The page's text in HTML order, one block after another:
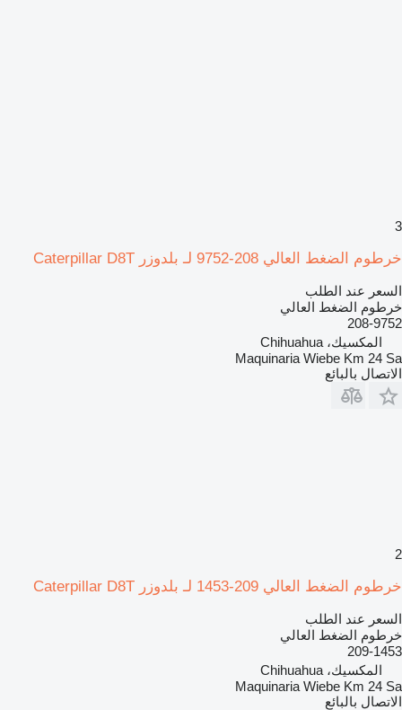
3
خرطوم الضغط العالي 208-9752 لـ بلدوزر Caterpillar D8T
السعر عند الطلب
خرطوم الضغط العالي
208-9752
المكسيك، Chihuahua
Maquinaria Wiebe Km 24 Sa
الاتصال بالبائع
2
خرطوم الضغط العالي 209-1453 لـ بلدوزر Caterpillar D8T
السعر عند الطلب
خرطوم الضغط العالي
209-1453
المكسيك، Chihuahua
Maquinaria Wiebe Km 24 Sa
الاتصال بالبائع